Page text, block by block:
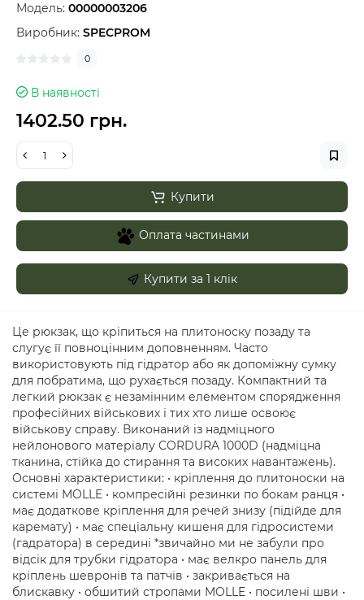
Модель: 00000003206
Виробник: SPECPROM
0
В наявності
1402.50 грн.
Купити
Оплата частинами
Купити за 1 клiк
Це рюкзак, що кріпиться на плитоноску позаду та
слугує її повноцінним доповненням. Часто
використовують під гідратор або як допоміжну сумку
для побратима, що рухається позаду. Компактний та
легкий рюкзак є незамінним елементом спорядження
професійних військових і тих хто лише освоює
військову справу. Виконаний із надміцного
нейлонового матеріалу CORDURA 1000D (надміцна
тканина, стійка до стирання та високих навантажень).
Основні характеристики: • кріплення до плитоноски на
системі MOLLE • компресійні резинки по бокам ранця •
має додаткове кріплення для речей знизу (підійде для
каремату) • має спеціальну кишеня для гідросистеми
(гадратора) в середині *звичайно ми не забули про
відсік для трубки гідратора • має велкро панель для
кріплень шевронів та патчів • закривається на
блискавку • обшитий стропами MOLLE • посилені шви •